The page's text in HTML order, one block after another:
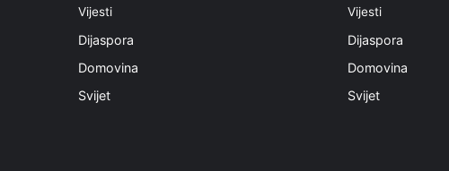
Vijesti
Dijaspora
Domovina
Svijet
Vijesti
Dijaspora
Domovina
Svijet